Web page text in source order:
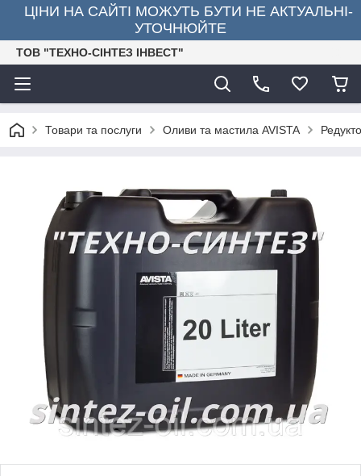
ЦІНИ НА САЙТІ МОЖУТЬ БУТИ НЕ АКТУАЛЬНІ-
УТОЧНЮЙТЕ
ТОВ "ТЕХНО-СІНТЕЗ ІНВЕСТ"
Товари та послуги Оливи та мастила AVISTA